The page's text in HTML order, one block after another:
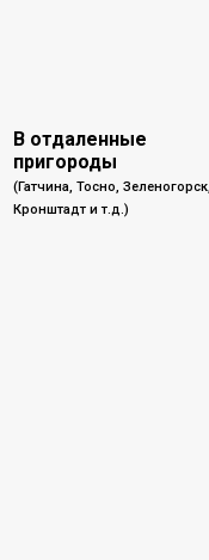
В отдаленные
пригороды
(Гатчина, Тосно, Зеленогорск,
Кронштадт и т.д.)